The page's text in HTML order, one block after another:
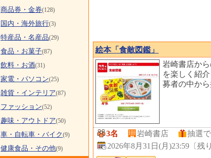
絵本「食敵図鑑」
岩崎書店か
を楽しく紹
募者の中か
3名 岩崎書店
抽選
2026年8月31日(月)23:59 〔残
商品券・金券(128)
国内・海外旅行(3)
特産品・名産品(29)
食品・お菓子(87)
飲料・お酒(31)
家電・パソコン(25)
雑貨・インテリア(87)
ファッション(52)
趣味・アウトドア(50)
車・自転車・バイク(9)
健康食品・その他(9)